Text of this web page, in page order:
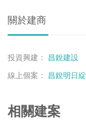
關於建商
投資興建： 昌銳建設
線上個案： 昌銳明日綻
相關建案